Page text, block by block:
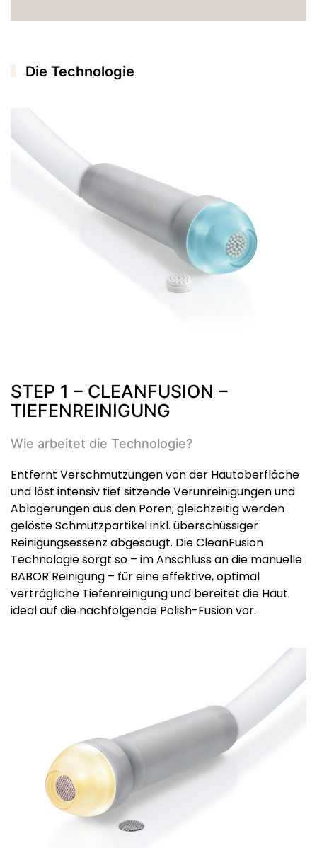
Die Technologie
STEP 1 – CLEANFUSION –
TIEFENREINIGUNG
Wie arbeitet die Technologie?
Entfernt Verschmutzungen von der Hautoberfläche
und löst intensiv tief sitzende Verunreinigungen und
Ablagerungen aus den Poren; gleichzeitig werden
gelöste Schmutzpartikel inkl. überschüssiger
Reinigungsessenz abgesaugt. Die CleanFusion
Technologie sorgt so – im Anschluss an die manuelle
BABOR Reinigung – für eine effektive, optimal
verträgliche Tiefenreinigung und bereitet die Haut
ideal auf die nachfolgende Polish-Fusion vor.